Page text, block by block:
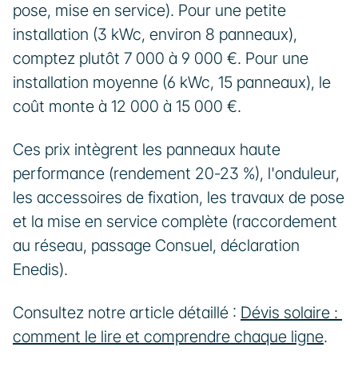
pose, mise en service). Pour une petite
installation (3 kWc, environ 8 panneaux),
comptez plutôt 7 000 à 9 000 €. Pour une
installation moyenne (6 kWc, 15 panneaux), le
coût monte à 12 000 à 15 000 €.
Ces prix intègrent les panneaux haute
performance (rendement 20-23 %), l'onduleur,
les accessoires de fixation, les travaux de pose
et la mise en service complète (raccordement
au réseau, passage Consuel, déclaration
Enedis).
Consultez notre article détaillé : Dévis solaire :
comment le lire et comprendre chaque ligne.